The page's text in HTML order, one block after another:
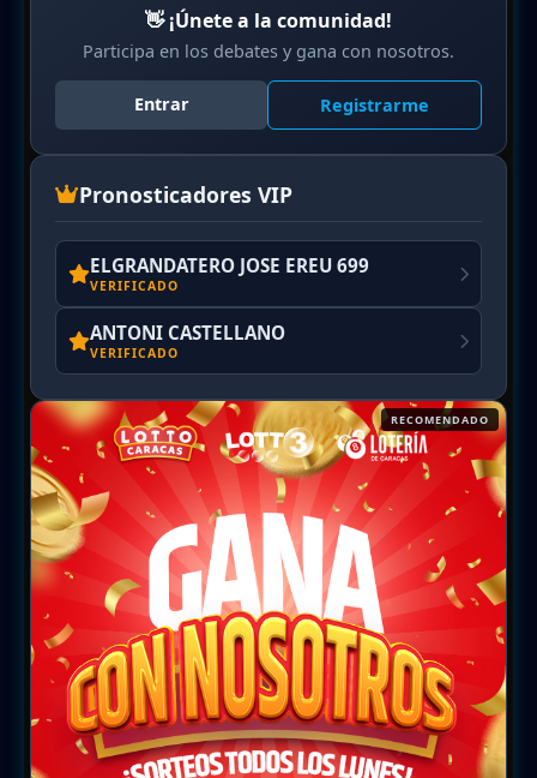
👋 ¡Únete a la comunidad!
Participa en los debates y gana con nosotros.
Entrar Registrarme
Pronosticadores VIP
ELGRANDATERO JOSE EREU 699
VERIFICADO
ANTONI CASTELLANO
VERIFICADO
RECOMENDADO